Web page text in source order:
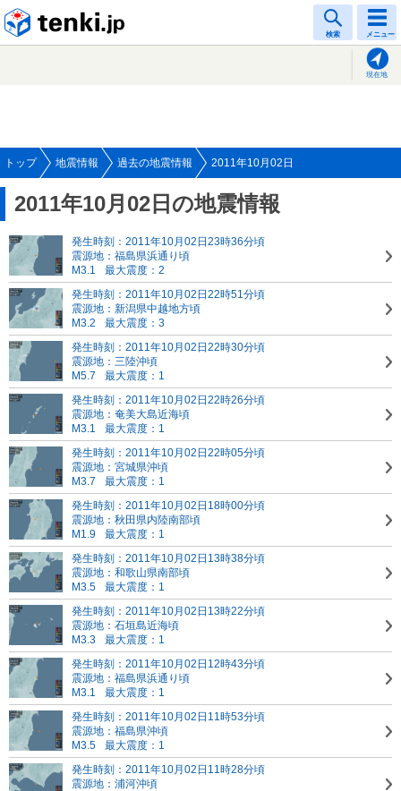
検索 メニュー
現在地
トップ 地震情報 過去の地震情報 2011年10月02日
2011年10月02日の地震情報
発生時刻：2011年10月02日23時36分頃
震源地：福島県浜通り頃
M3.1
最大震度：2
発生時刻：2011年10月02日22時51分頃
震源地：新潟県中越地方頃
M3.2
最大震度：3
発生時刻：2011年10月02日22時30分頃
震源地：三陸沖頃
M5.7
最大震度：1
発生時刻：2011年10月02日22時26分頃
震源地：奄美大島近海頃
M3.1
最大震度：1
発生時刻：2011年10月02日22時05分頃
震源地：宮城県沖頃
M3.7
最大震度：1
発生時刻：2011年10月02日18時00分頃
震源地：秋田県内陸南部頃
M1.9
最大震度：1
発生時刻：2011年10月02日13時38分頃
震源地：和歌山県南部頃
M3.5
最大震度：1
発生時刻：2011年10月02日13時22分頃
震源地：石垣島近海頃
M3.3
最大震度：1
発生時刻：2011年10月02日12時43分頃
震源地：福島県浜通り頃
M3.1
最大震度：1
発生時刻：2011年10月02日11時53分頃
震源地：福島県沖頃
M3.5
最大震度：1
発生時刻：2011年10月02日11時28分頃
震源地：浦河沖頃